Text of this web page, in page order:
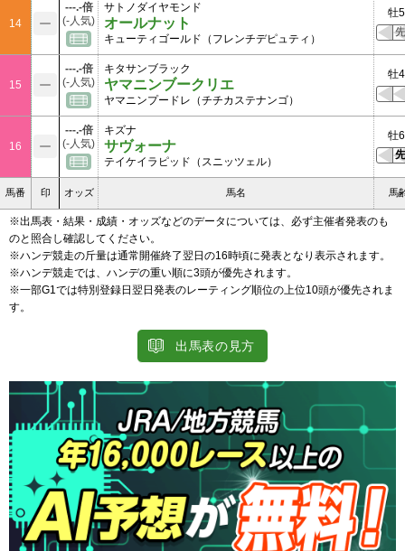
14
---.-倍
(-人気)
サトノダイヤモンド
オールナット
キューティゴールド（フレンチデピュティ）
牡
先
15
---.-倍
(-人気)
キタサンブラック
ヤマニンブークリエ
ヤマニンプードレ（チチカステナンゴ）
牡
16
---.-倍
(-人気)
キズナ
サヴォーナ
テイケイラピッド（スニッツェル）
牡
先
馬番 印 オッズ 馬名 馬
※出馬表・結果・成績・オッズなどのデータについては、必ず主催者発表のも
のと照合し確認してください。
※ハンデ競走の斤量は通常開催終了翌日の16時頃に発表となり表示されます。
※ハンデ競走では、ハンデの重い順に3頭が優先されます。
※一部G1では特別登録日翌日発表のレーティング順位の上位10頭が優先されま
す。
出馬表の見方